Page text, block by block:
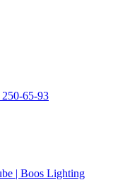
65-93
| Boos Lighting